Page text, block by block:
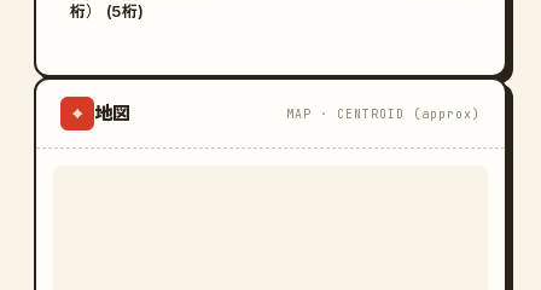
桁） (5桁)
⌖ 地図 MAP · CENTROID (approx)